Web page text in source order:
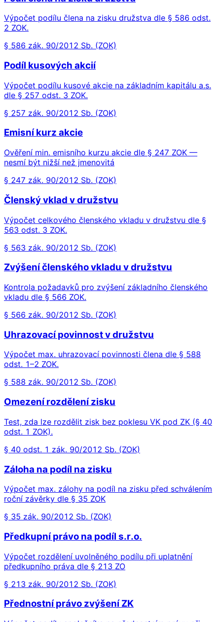
Výpočet podílu člena na zisku družstva dle § 586 odst.
2 ZOK.
§ 586 zák. 90/2012 Sb. (ZOK)
Podíl kusových akcií
Výpočet podílu kusové akcie na základním kapitálu a.s.
dle § 257 odst. 3 ZOK.
§ 257 zák. 90/2012 Sb. (ZOK)
Emisní kurz akcie
Ověření min. emisního kurzu akcie dle § 247 ZOK —
nesmí být nižší než jmenovitá
§ 247 zák. 90/2012 Sb. (ZOK)
Členský vklad v družstvu
Výpočet celkového členského vkladu v družstvu dle §
563 odst. 3 ZOK.
§ 563 zák. 90/2012 Sb. (ZOK)
Zvýšení členského vkladu v družstvu
Kontrola požadavků pro zvýšení základního členského
vkladu dle § 566 ZOK.
§ 566 zák. 90/2012 Sb. (ZOK)
Uhrazovací povinnost v družstvu
Výpočet max. uhrazovací povinnosti člena dle § 588
odst. 1–2 ZOK.
§ 588 zák. 90/2012 Sb. (ZOK)
Omezení rozdělení zisku
Test, zda lze rozdělit zisk bez poklesu VK pod ZK (§ 40
odst. 1 ZOK).
§ 40 odst. 1 zák. 90/2012 Sb. (ZOK)
Záloha na podíl na zisku
Výpočet max. zálohy na podíl na zisku před schválením
roční závěrky dle § 35 ZOK
§ 35 zák. 90/2012 Sb. (ZOK)
Předkupní právo na podíl s.r.o.
Výpočet rozdělení uvolněného podílu při uplatnění
předkupního práva dle § 213 ZO
§ 213 zák. 90/2012 Sb. (ZOK)
Přednostní právo zvýšení ZK